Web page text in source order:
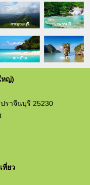
หญ่)
ราจีนบุรี 25230
ที่ยว